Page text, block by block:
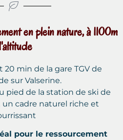
en plein nature, à 1100m
min de la gare TGV de
sur Valserine.
pied de la station de ski de
cadre naturel riche et
pour le ressourcement